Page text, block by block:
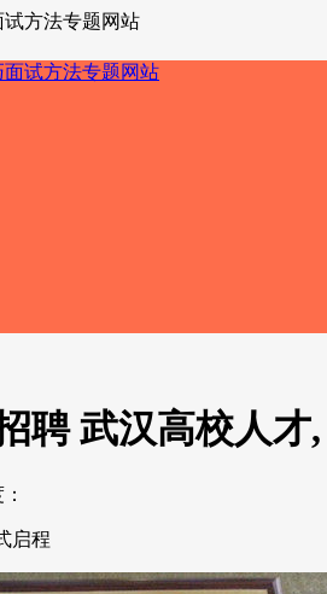
方法专题网站
聘 武汉高校人才
启程